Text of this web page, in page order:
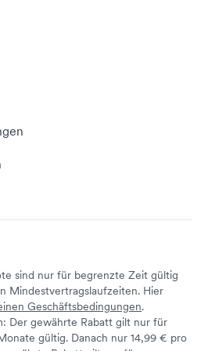
sind nur für begrenzte Zeit gültig
Mindestvertragslaufzeiten. Hier
Geschäftsbedingungen.
Der gewährte Rabatt gilt nur für
gültig. Danach nur 14,99 € pro